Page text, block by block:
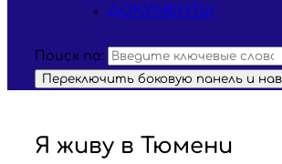
ДОКУМЕНТЫ
Поиск по:
Переключить боковую панель и
Я живу в Тюмени